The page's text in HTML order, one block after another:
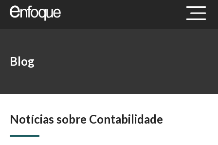
Blog
Notícias sobre Contabilidade